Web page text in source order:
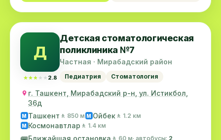
Д
★★★★★
★★★★★ 2.8
Детская стоматологическая
поликлиника №7
Частная · Мирабадский район
Педиатрия Стоматология
г. Ташкент, Мирабадский р-н, ул. Истикбол,
36д
M Ташкент 🚶 850 м M Ойбек 🚶 1.2 км
M Космонавтлар 🚶 1.4 км
🚌Ближайшая остановка 🚶 60 м· автобусы: 2